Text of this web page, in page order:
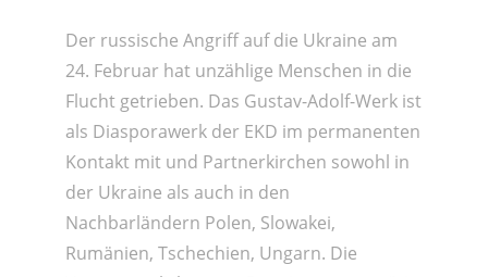
Der russische Angriff auf die Ukraine am
24. Februar hat unzählige Menschen in die
Flucht getrieben. Das Gustav-Adolf-Werk ist
als Diasporawerk der EKD im permanenten
Kontakt mit und Partnerkirchen sowohl in
der Ukraine als auch in den
Nachbarländern Polen, Slowakei,
Rumänien, Tschechien, Ungarn. Die